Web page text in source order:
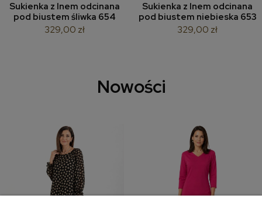
Sukienka z lnem odcinana
pod biustem śliwka 654
329,00 zł
Sukienka z lnem odcinana
pod biustem niebieska 653
329,00 zł
Nowości